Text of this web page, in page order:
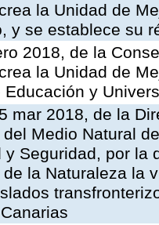
la Unidad de
y se establece su
2018, de la
la Unidad de
Educación y
mar 2018, de la
Medio Natural
y Seguridad, por la
la Naturaleza la